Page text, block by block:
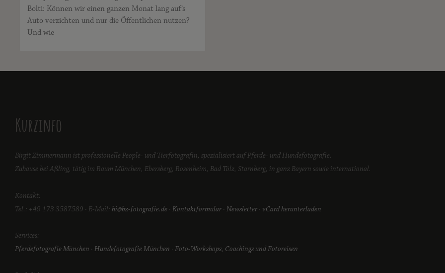
Bolti: Können wir einen ganzen Monat lang auf’s
Auto verzichten und nur die Öffentlichen nutzen?
Und wie
Kurzinfo
Birgit Zimmermann ist professionelle People- und Tierfotografin, spezialisiert auf Pferde- und Hundefotografie.
Zuhause bei Aßling, tätig im Raum München, Ebersberg, Rosenheim, Bad Tölz, Starnberg, in ganz Bayern sowie international.
Kontakt:
Tel.: +49 173 3587589 · E-Mail: hi@bz-fotografie.de · Kontaktformular· Newsletter· vCard herunterladen
Services:
Pferdefotografie München · Hundefotografie München · Foto-Workshops, Coachings und Fotoreisen